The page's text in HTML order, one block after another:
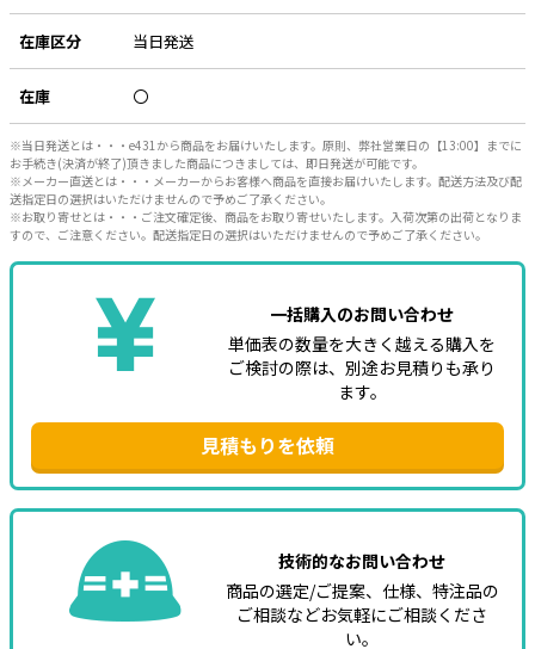
販売終了品
在庫区分 当日発送
在庫 〇
※当日発送とは・・・e431から商品をお届けいたします。原則、弊社営業日の【13:00】までに
お手続き(決済が終了)頂きました商品につきましては、即日発送が可能です。
※メーカー直送とは・・・メーカーからお客様へ商品を直接お届けいたします。配送方法及び配
送指定日の選択はいただけませんので予めご了承ください。
※お取り寄せとは・・・ご注文確定後、商品をお取り寄せいたします。入荷次第の出荷となりま
すので、ご注意ください。配送指定日の選択はいただけませんので予めご了承ください。
一括購入のお問い合わせ
単価表の数量を大きく越える購入を
ご検討の際は、別途お見積りも承り
ます。
見積もりを依頼
技術的なお問い合わせ
商品の選定/ご提案、仕様、特注品の
ご相談などお気軽にご相談くださ
い。